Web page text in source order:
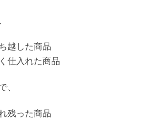
越した商品
仕入れた商品
、
残った商品